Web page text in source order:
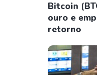
Bitcoin
ouro e
retorno